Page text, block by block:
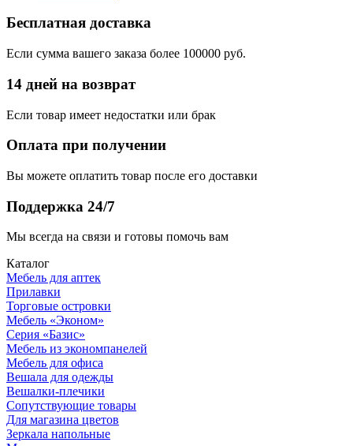
Бесплатная доставка
Если сумма вашего заказа более 100000 руб.
14 дней на возврат
Если товар имеет недостатки или брак
Оплата при получении
Вы можете оплатить товар после его доставки
Поддержка 24/7
Мы всегда на связи и готовы помочь вам
Каталог
Мебель для аптек
Прилавки
Торговые островки
Мебель «Эконом»
Серия «Базис»
Мебель из экономпанелей
Мебель для офиса
Вешала для одежды
Вешалки-плечики
Сопутствующие товары
Для магазина цветов
Зеркала напольные